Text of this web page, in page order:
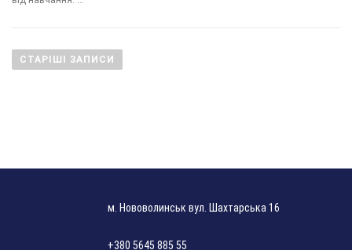
СТАРІШІ ЗАПИСИ
м. Нововолинськ вул. Шахтарська 16
+380 5645 885 55